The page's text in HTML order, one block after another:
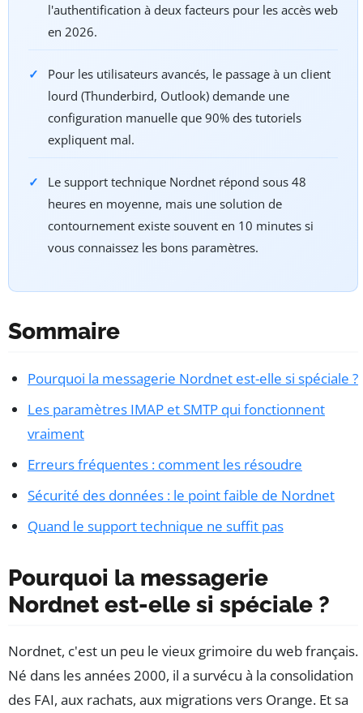
l'authentification à deux facteurs pour les accès web
en 2026.
Pour les utilisateurs avancés, le passage à un client
lourd (Thunderbird, Outlook) demande une
configuration manuelle que 90% des tutoriels
expliquent mal.
Le support technique Nordnet répond sous 48
heures en moyenne, mais une solution de
contournement existe souvent en 10 minutes si
vous connaissez les bons paramètres.
Sommaire
Pourquoi la messagerie Nordnet est-elle si spéciale ?
Les paramètres IMAP et SMTP qui fonctionnent
vraiment
Erreurs fréquentes : comment les résoudre
Sécurité des données : le point faible de Nordnet
Quand le support technique ne suffit pas
Pourquoi la messagerie
Nordnet est-elle si spéciale ?
Nordnet, c'est un peu le vieux grimoire du web français.
Né dans les années 2000, il a survécu à la consolidation
des FAI, aux rachats, aux migrations vers Orange. Et sa